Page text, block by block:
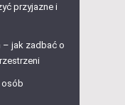
przyjazne i
– jak zadbać o
osób